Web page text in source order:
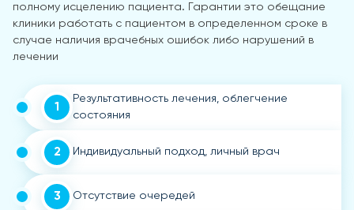
полному исцелению пациента. Гарантии это обещание
клиники работать с пациентом в определенном сроке в
случае наличия врачебных ошибок либо нарушений в
лечении
1
Результативность лечения, облегчение
состояния
2 Индивидуальный подход, личный врач
3 Отсутствие очередей